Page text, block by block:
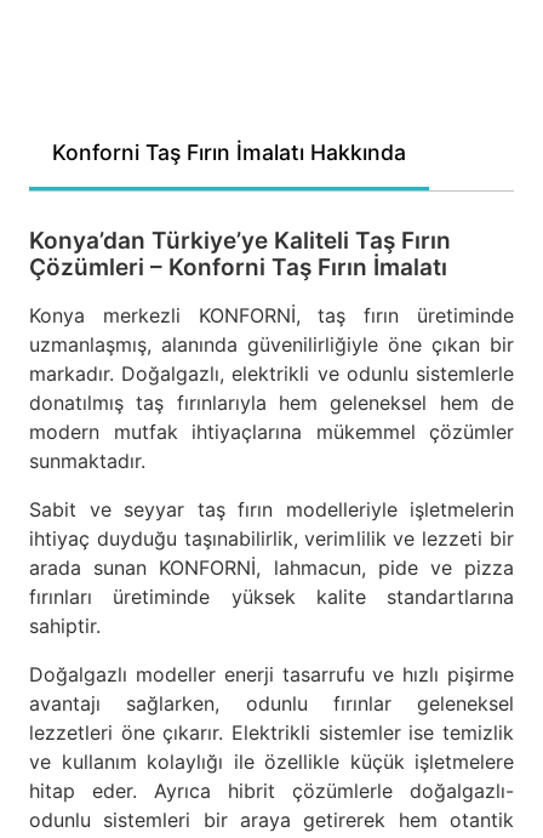
Konforni Taş Fırın İmalatı Hakkında
Konya’dan Türkiye’ye Kaliteli Taş Fırın
Çözümleri – Konforni Taş Fırın İmalatı
Konya merkezli KONFORNİ, taş fırın üretiminde
uzmanlaşmış, alanında güvenilirliğiyle öne çıkan bir
markadır. Doğalgazlı, elektrikli ve odunlu sistemlerle
donatılmış taş fırınlarıyla hem geleneksel hem de
modern mutfak ihtiyaçlarına mükemmel çözümler
sunmaktadır.
Sabit ve seyyar taş fırın modelleriyle işletmelerin
ihtiyaç duyduğu taşınabilirlik, verimlilik ve lezzeti bir
arada sunan KONFORNİ, lahmacun, pide ve pizza
fırınları üretiminde yüksek kalite standartlarına
sahiptir.
Doğalgazlı modeller enerji tasarrufu ve hızlı pişirme
avantajı sağlarken, odunlu fırınlar geleneksel
lezzetleri öne çıkarır. Elektrikli sistemler ise temizlik
ve kullanım kolaylığı ile özellikle küçük işletmelere
hitap eder. Ayrıca hibrit çözümlerle doğalgazlı-
odunlu sistemleri bir araya getirerek hem otantik